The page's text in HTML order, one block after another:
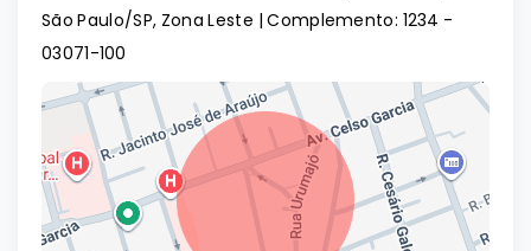
São Paulo/SP, Zona Leste | Complemento: 1234 -
03071-100